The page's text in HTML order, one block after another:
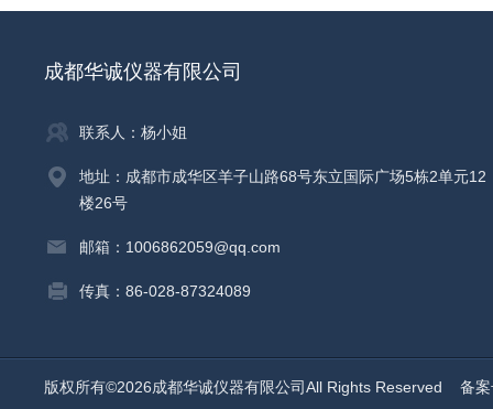
成都华诚仪器有限公司
联系人：杨小姐
地址：成都市成华区羊子山路68号东立国际广场5栋2单元12
楼26号
邮箱：1006862059@qq.com
传真：86-028-87324089
版权所有©2026成都华诚仪器有限公司All Rights Reserved 备